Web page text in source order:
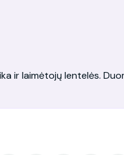
ir laimėtojų lentelės.